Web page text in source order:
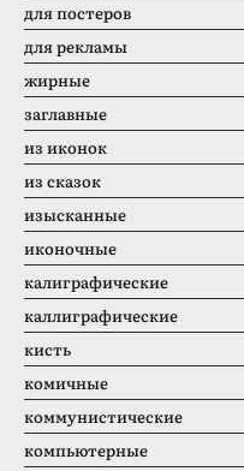
для постеров
для рекламы
жирные
заглавные
из иконок
из сказок
изысканные
иконочные
калиграфические
каллиграфические
кисть
комичные
коммунистические
компьютерные